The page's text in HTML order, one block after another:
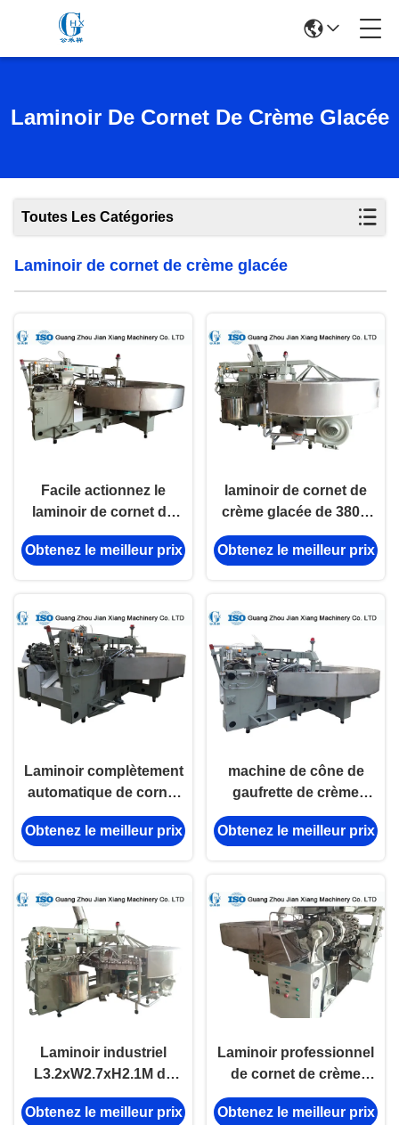
Laminoir De Cornet De Crème Glacée
Toutes Les Catégories
Laminoir de cornet de crème glacée
Facile actionnez le
laminoir de cornet de
crème glacée avec la
consommation du gaz
Obtenez le meilleur prix
laminoir de cornet de
crème glacée de 380V
1.5kw, machine de
fabrication de biscuits
Obtenez le meilleur prix
Laminoir complètement
automatique de cornet
de crème glacée pour
faire le cornet de crème
Obtenez le meilleur prix
machine de cône de
gaufrette de crème
glacée 0.6MPa, chaîne
de production de cône
Obtenez le meilleur prix
Laminoir industriel
L3.2xW2.7xH2.1M de
cornet de crème glacée
une garantie d'an
Obtenez le meilleur prix
Laminoir professionnel
de cornet de crème
glacée pour faire le
cornet de crème glacée
Obtenez le meilleur prix